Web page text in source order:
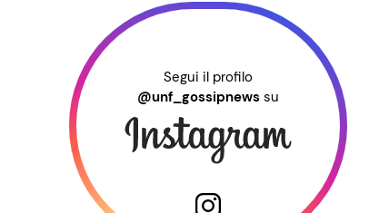
Segui il profilo
@unf_gossipnews su